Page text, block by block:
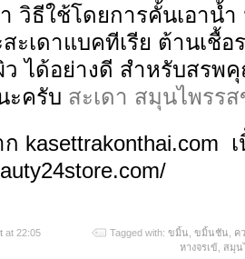
วิธีใช้โดยการคั้นเอาน้
สะเดาแบคทีเรีย ต้านเชื้
ว ได้อย่างดี สำหรับสรพ
ะครับ สะเดา สมุนไพร
kasettrakonthai.com
at 22:05 Tagged with: ขมิ้น ขมิ้นชัน
ค
หางจรเข้ สมุน